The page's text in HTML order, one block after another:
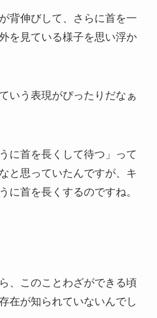
背伸びして、さらに首を一
を見ている様子を思い浮か
いう表現がぴったりだなぁ
に首を長くして待つ」って
と思っていたんですが、キ
に首を長くするのですね。
、このことわざができる頃
在が知られていないんでし